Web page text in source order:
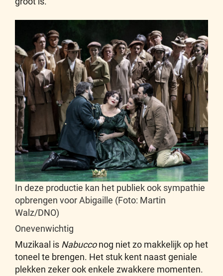
In deze productie kan het publiek ook sympathie
opbrengen voor Abigaille (Foto: Martin
Walz/DNO)
Onevenwichtig
Muzikaal is Nabucconog niet zo makkelijk op het
toneel te brengen. Het stuk kent naast geniale
plekken zeker ook enkele zwakkere momenten.